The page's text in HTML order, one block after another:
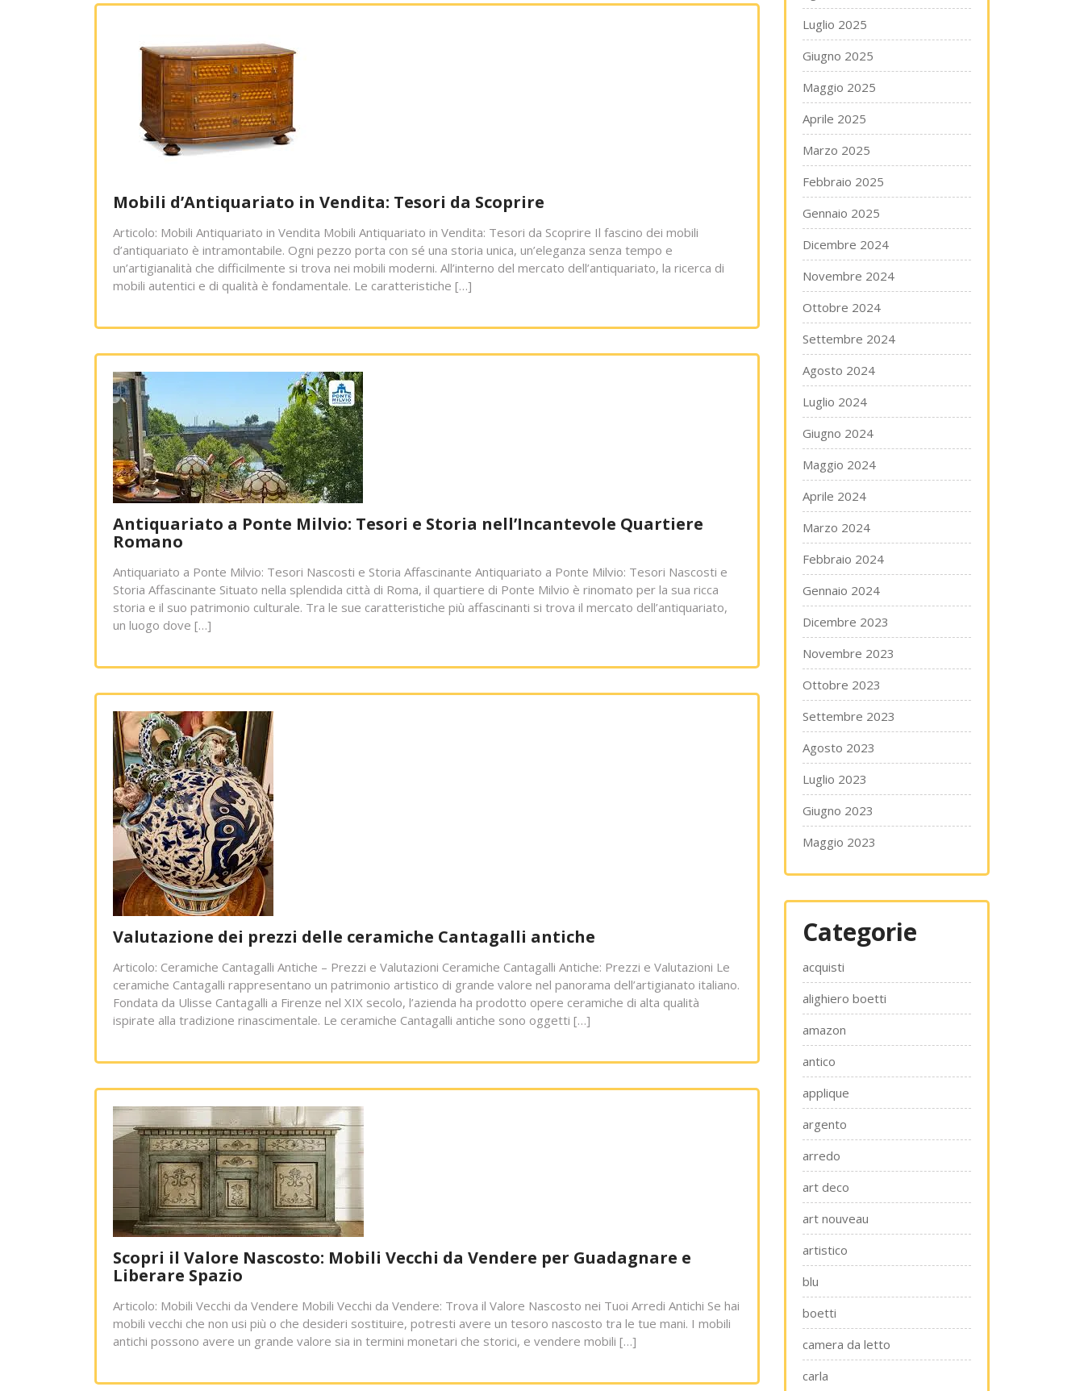
Mobili d’Antiquariato in Vendita: Tesori da Scoprire
Articolo: Mobili Antiquariato in Vendita Mobili Antiquariato in Vendita: Tesori da Scoprire Il fascino dei mobili
d’antiquariato è intramontabile. Ogni pezzo porta con sé una storia unica, un’eleganza senza tempo e
un’artigianalità che difficilmente si trova nei mobili moderni. All’interno del mercato dell’antiquariato, la ricerca di
mobili autentici e di qualità è fondamentale. Le caratteristiche […]
Antiquariato a Ponte Milvio: Tesori e Storia nell’Incantevole Quartiere
Romano
Antiquariato a Ponte Milvio: Tesori Nascosti e Storia Affascinante Antiquariato a Ponte Milvio: Tesori Nascosti e
Storia Affascinante Situato nella splendida città di Roma, il quartiere di Ponte Milvio è rinomato per la sua ricca
storia e il suo patrimonio culturale. Tra le sue caratteristiche più affascinanti si trova il mercato dell’antiquariato,
un luogo dove […]
Valutazione dei prezzi delle ceramiche Cantagalli antiche
Articolo: Ceramiche Cantagalli Antiche – Prezzi e Valutazioni Ceramiche Cantagalli Antiche: Prezzi e Valutazioni Le
ceramiche Cantagalli rappresentano un patrimonio artistico di grande valore nel panorama dell’artigianato italiano.
Fondata da Ulisse Cantagalli a Firenze nel XIX secolo, l’azienda ha prodotto opere ceramiche di alta qualità
ispirate alla tradizione rinascimentale. Le ceramiche Cantagalli antiche sono oggetti […]
Scopri il Valore Nascosto: Mobili Vecchi da Vendere per Guadagnare e
Liberare Spazio
Articolo: Mobili Vecchi da Vendere Mobili Vecchi da Vendere: Trova il Valore Nascosto nei Tuoi Arredi Antichi Se hai
mobili vecchi che non usi più o che desideri sostituire, potresti avere un tesoro nascosto tra le tue mani. I mobili
antichi possono avere un grande valore sia in termini monetari che storici, e vendere mobili […]
Luglio 2025
Giugno 2025
Maggio 2025
Aprile 2025
Marzo 2025
Febbraio 2025
Gennaio 2025
Dicembre 2024
Novembre 2024
Ottobre 2024
Settembre 2024
Agosto 2024
Luglio 2024
Giugno 2024
Maggio 2024
Aprile 2024
Marzo 2024
Febbraio 2024
Gennaio 2024
Dicembre 2023
Novembre 2023
Ottobre 2023
Settembre 2023
Agosto 2023
Luglio 2023
Giugno 2023
Maggio 2023
Categorie
acquisti
alighiero boetti
amazon
antico
applique
argento
arredo
art deco
art nouveau
artistico
blu
boetti
camera da letto
carla